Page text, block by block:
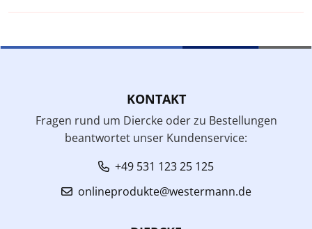
KONTAKT
Fragen rund um Diercke oder zu Bestellungen
beantwortet unser Kundenservice:
+49 531 123 25 125
onlineprodukte@westermann.de